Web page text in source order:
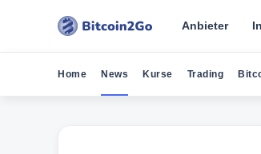
Anbieter
Home News Kurse Trading